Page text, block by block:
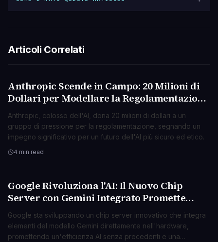
Articoli Correlati
AI & ML
Anthropic Scende in Campo: 20 Milioni di
Dollari per Modellare la Regolamentazione
dell'AI
Anthropic, colosso dell'AI, dona 20 milioni di dollari a un
gruppo di pressione per la regolamentazione, segnando un
impegno significativo per un futuro dell'AI più sicuro ed etico.
4 min read
AI & ML
Google Rivoluziona l'AI: Il Nuovo Chip
Server con Gemini Integrato Promette
Efficienza Mai Vista
Google sta sviluppando un chip server innovativo che integra
elementi del modello Gemini direttamente nell'hardware,
promettendo un'efficienza AI senza precedenti e una